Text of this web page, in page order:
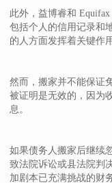
此外，益博睿和
包括个人的信用记录和
的人方面发挥着关键作用
然而，搬家并不能保证
被证明是无效的，因为
息。
如果债务人搬家后继续
致法院诉讼或县法院判
加剧本已充满挑战的财